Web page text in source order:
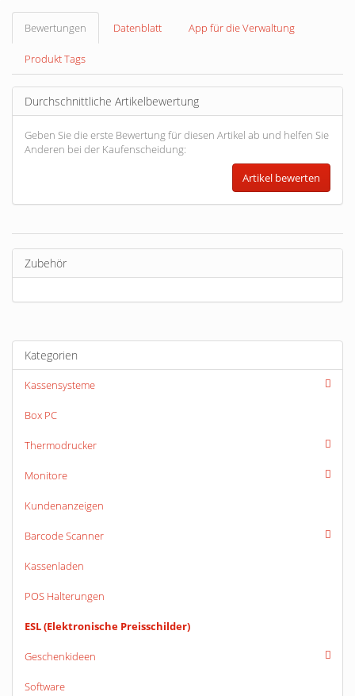
Bewertungen Datenblatt App für die Verwaltung
Produkt Tags
Durchschnittliche Artikelbewertung
Geben Sie die erste Bewertung für diesen Artikel ab und helfen Sie
Anderen bei der Kaufenscheidung:
Zubehör
Kategorien
Kassensysteme
Box PC
Thermodrucker
Monitore
Kundenanzeigen
Barcode Scanner
Kassenladen
POS Halterungen
ESL (Elektronische Preisschilder)
Geschenkideen
Software